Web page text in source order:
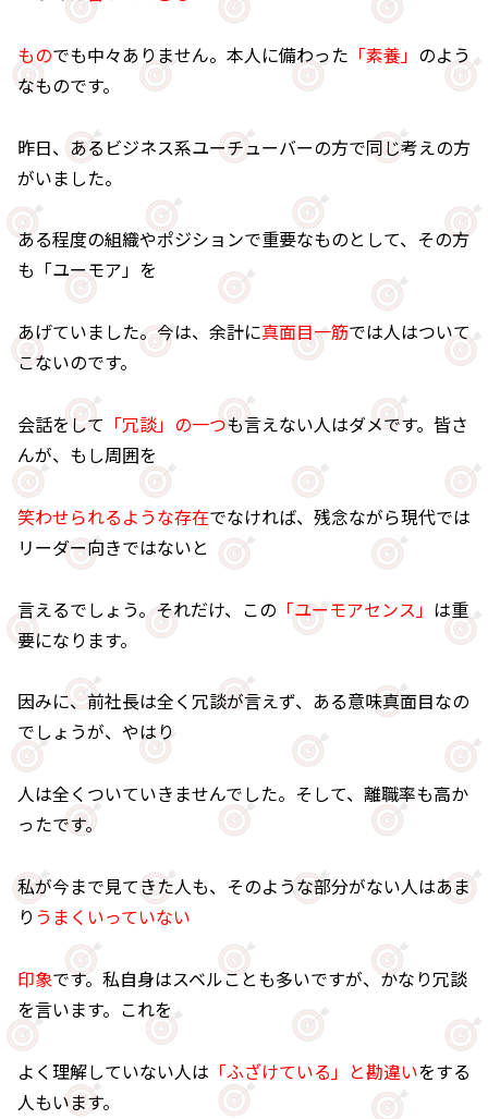
ものでも中々ありません。本人に備わった 「素養」 のよう
なものです。
昨日、あるビジネス系ユーチューバーの方で同じ考えの方
がいました。
ある程度の組織やポジションで重要なものとして、その方
も「ユーモア」を
あげていました。今は、余計に真面目一筋では人はついて
こないのです。
会話をして 「冗談」の一つも言えない人はダメです。皆さ
んが、もし周囲を
笑わせられるような存在でなければ、残念ながら現代では
リーダー向きではないと
言えるでしょう。それだけ、この 「ユーモアセンス」 は重
要になります。
因みに、前社長は全く冗談が言えず、ある意味真面目なの
でしょうが、やはり
人は全くついていきませんでした。そして、離職率も高か
ったです。
私が今まで見てきた人も、そのような部分がない人はあま
り うまくいっていない
印象です。私自身はスベルことも多いですが、かなり冗談
を言います。これを
よく理解していない人は 「ふざけている」と勘違いをする
人もいます。